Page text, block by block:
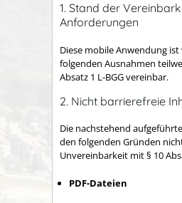
1. Stand der
Anforderungen
Diese mobile Anwendung ist
folgenden Ausnahmen
Absatz 1 L-BGG vereinbar.
2. Nicht barrierefreie
Die nachstehend
den folgenden Gründen
Unvereinbarkeit mit § 10
PDF-Dateien